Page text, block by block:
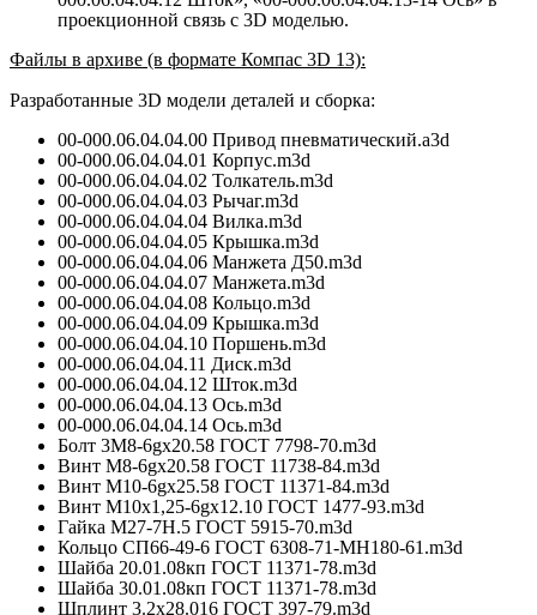
проекционной связь с 3D моделью.
Файлы в архиве (в формате Компас 3D 13):
Разработанные 3D модели деталей и сборка:
00-000.06.04.04.00 Привод пневматический.a3d
00-000.06.04.04.01 Корпус.m3d
00-000.06.04.04.02 Толкатель.m3d
00-000.06.04.04.03 Рычаг.m3d
00-000.06.04.04.04 Вилка.m3d
00-000.06.04.04.05 Крышка.m3d
00-000.06.04.04.06 Манжета Д50.m3d
00-000.06.04.04.07 Манжета.m3d
00-000.06.04.04.08 Кольцо.m3d
00-000.06.04.04.09 Крышка.m3d
00-000.06.04.04.10 Поршень.m3d
00-000.06.04.04.11 Диск.m3d
00-000.06.04.04.12 Шток.m3d
00-000.06.04.04.13 Ось.m3d
00-000.06.04.04.14 Ось.m3d
Болт 3M8-6gx20.58 ГОСТ 7798-70.m3d
Винт M8-6gх20.58 ГОСТ 11738-84.m3d
Винт M10-6gх25.58 ГОСТ 11371-84.m3d
Винт M10х1,25-6gх12.10 ГОСТ 1477-93.m3d
Гайка M27-7H.5 ГОСТ 5915-70.m3d
Кольцо СП66-49-6 ГОСТ 6308-71-МН180-61.m3d
Шайба 20.01.08кп ГОСТ 11371-78.m3d
Шайба 30.01.08кп ГОСТ 11371-78.m3d
Шплинт 3.2x28.016 ГОСТ 397-79.m3d